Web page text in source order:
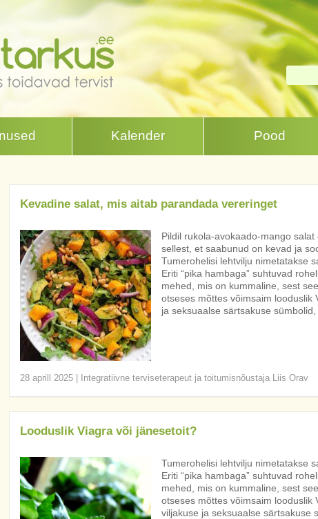
Kalender Pood
Kevadine salat, mis aitab parandada vereringet
Pildil rukola-avokaado-mango
sellest, et saabunud on kevad ja
Tumerohelisi lehtvilju nimetatakse
Eriti “pika hambaga” suhtuvad
mehed, mis on kummaline, sest
otseses mõttes võimsaim looduslik
ja seksuaalse särtsakuse
28 aprill 2025| Integratiivne terviseterapeut ja toitumisnõustaja Liis Orav
Looduslik Viagra või jänesetoit?
Tumerohelisi lehtvilju nimetatakse
Eriti “pika hambaga” suhtuvad
mehed, mis on kummaline, sest
otseses mõttes võimsaim looduslik
viljakuse ja seksuaalse särtsakuse